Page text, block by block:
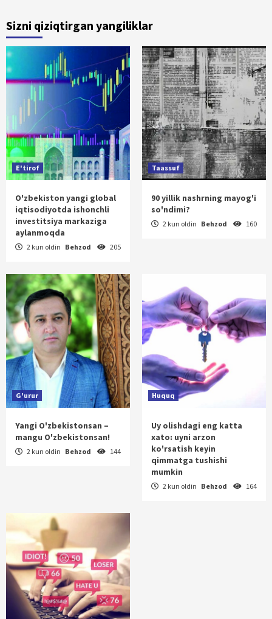
Sizni qiziqtirgan yangiliklar
E'tirof
O'zbekiston yangi global
iqtisodiyotda ishonchli
investitsiya markaziga
aylanmoqda
2 kun oldin Behzod 205
Taassuf
90 yillik nashrning mayog'i
so'ndimi?
2 kun oldin Behzod 160
G'urur
Yangi O'zbekistonsan –
mangu O'zbekistonsan!
2 kun oldin Behzod 144
Huquq
Uy olishdagi eng katta
xato: uyni arzon
ko'rsatish keyin
qimmatga tushishi
mumkin
2 kun oldin Behzod 164